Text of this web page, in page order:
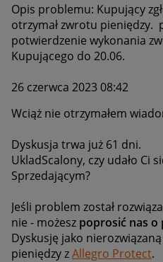
Opis problemu: Kupujący
otrzymał zwrotu pieniędzy.
potwierdzenie wykonania
Kupującego do 20.06.
26 czerwca 2023 08:42
Wciąż nie otrzymałem
Dyskusja trwa już 61 dni.
UkladScalony, czy udało Ci
Sprzedającym?
Jeśli problem został
nie - możesz poprosić nas o
Dyskusję jako
pieniędzy zAllegro Protect.